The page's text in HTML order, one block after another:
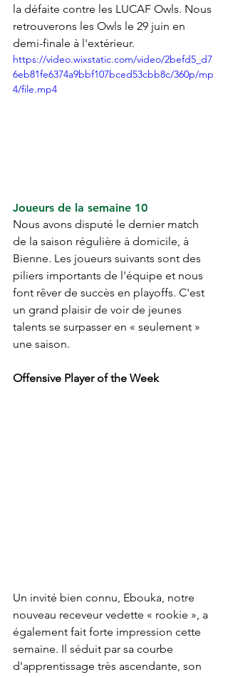
la défaite contre les LUCAF Owls. Nous
retrouverons les Owls le 29 juin en
demi-finale à l'extérieur.
https://video.wixstatic.com/video/2befd5_d7
6eb81fe6374a9bbf107bced53cbb8c/360p/mp
4/file.mp4
Joueurs de la semaine 10
Nous avons disputé le dernier match
de la saison régulière à domicile, à
Bienne. Les joueurs suivants sont des
piliers importants de l'équipe et nous
font rêver de succès en playoffs. C'est
un grand plaisir de voir de jeunes
talents se surpasser en « seulement »
une saison.
Offensive Player of the Week
Un invité bien connu, Ebouka, notre
nouveau receveur vedette « rookie », a
également fait forte impression cette
semaine. Il séduit par sa courbe
d'apprentissage très ascendante, son